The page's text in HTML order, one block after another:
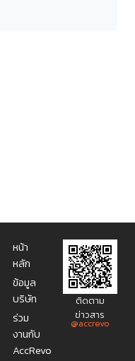
หน้า
หลัก
ข้อมูล
บริษัท
ร่วม
งานกับ
AccRevo
ติดตาม
ข่าวสาร
@accrevo